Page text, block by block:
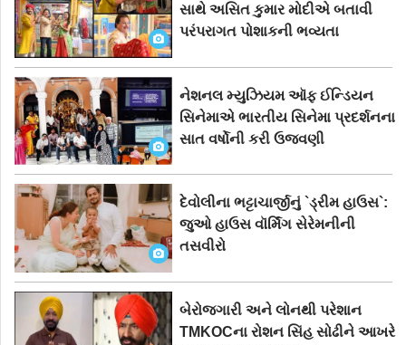
સાથે અસિત કુમાર મોદીએ બતાવી
પરંપરાગત પોશાકની ભવ્યતા
નેશનલ મ્યુઝિયમ ઑફ ઈન્ડિયન
સિનેમાએ ભારતીય સિનેમા પ્રદર્શનના
સાત વર્ષોની કરી ઉજવણી
દેવોલીના ભટ્ટાચાર્જીનું `ડ્રીમ હાઉસ`:
જુઓ હાઉસ વૉર્મિંગ સેરેમનીની
તસવીરો
બેરોજગારી અને લોનથી પરેશાન
TMKOCના રોશન સિંહ સોઢીને આખરે